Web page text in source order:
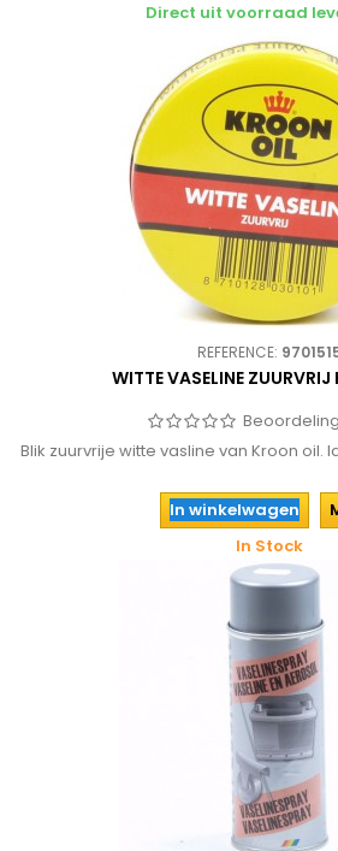
Direct uit voorraad
REFERENCE:
WITTE VASELINE ZUURVRIJ
Blik zuurvrije witte vasline van Kroon oil.
In winkelwagen
In Stock